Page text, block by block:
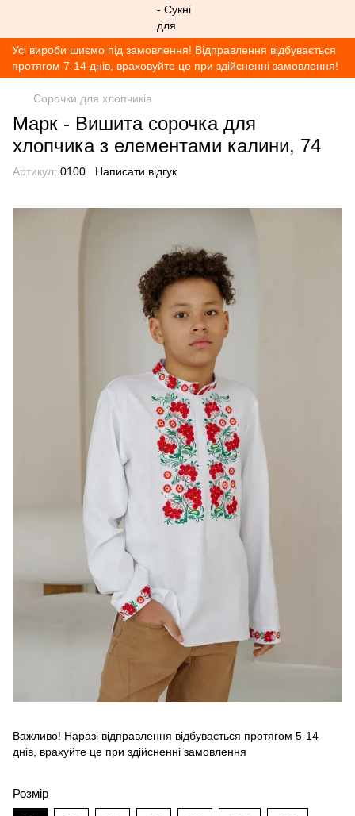
Усі вироби шиємо під замовлення! Відправлення відбувається
протягом 7-14 днів, враховуйте це при здійсненні замовлення!
Сорочки для хлопчиків
Марк - Вишита сорочка для
хлопчика з елементами калини, 74
Артикул: 0100 Написати відгук
Важливо! Наразі відправлення відбувається протягом 5-14
днів, врахуйте це при здійсненні замовлення
Розмір